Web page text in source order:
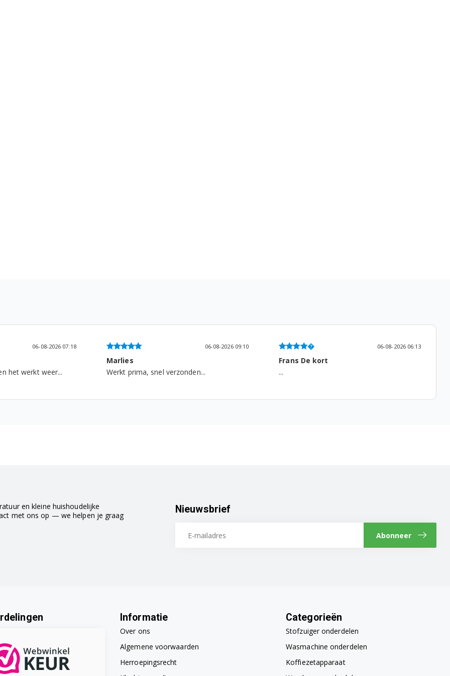
06-08-2026 07:18
het werkt weer...
06-08-2026 09:10
Marlies
Werkt prima, snel verzonden...
06-08-2026 06:13
Frans De kort
...
en kleine huishoudelijke
met ons op — we helpen je graag
Nieuwsbrief
Abonneer
Informatie
Over ons
Algemene voorwaarden
Herroepingsrecht
Categorieën
Stofzuiger onderdelen
Wasmachine onderdelen
Koffiezetapparaat